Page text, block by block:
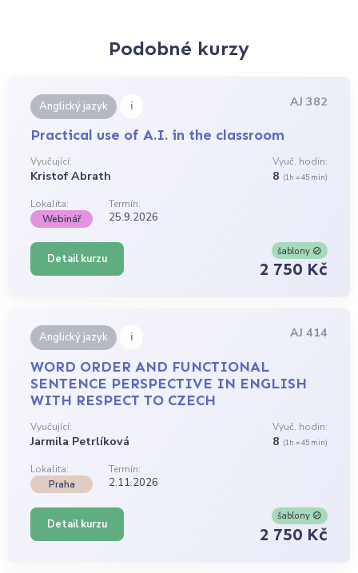
Podobné kurzy
Anglický jazyk i AJ 382
Practical use of A.I. in the classroom
Vyučující:
Kristof Abrath
Vyuč. hodin:
8 (1h = 45 min)
Lokalita:
Termín:
Webinář
25.9.2026
Detail kurzu
šablony
2 750 Kč
Anglický jazyk i AJ 414
WORD ORDER AND FUNCTIONAL
SENTENCE PERSPECTIVE IN ENGLISH
WITH RESPECT TO CZECH
Vyučující:
Jarmila Petrlíková
Vyuč. hodin:
8 (1h = 45 min)
Lokalita:
Termín:
Praha
2.11.2026
Detail kurzu
šablony
2 750 Kč